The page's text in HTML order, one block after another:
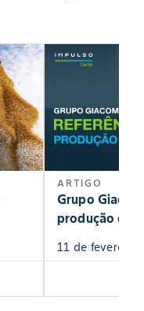
ARTIGO
Grupo
produção de
11 de fevereiro